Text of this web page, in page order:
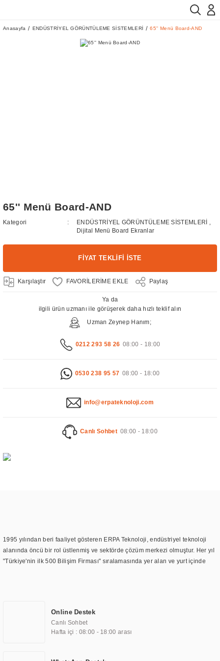
Anasayfa ENDÜSTRİYEL GÖRÜNTÜLEME SİSTEMLERİ 65'' Menü Board-AND
65'' Menü Board-AND
Kategori ENDÜSTRİYEL GÖRÜNTÜLEME SİSTEMLERİ
Dijital Menü Board Ekranlar
FİYAT TEKLİFİ İSTE
Karşılaştır Paylaş
Ya da
ilgili ürün uzmanı ile görüşerek daha hızlı teklif alın
Uzman Zeynep Hanım;
0212 293 58 26 08:00 - 18:00
0530 238 95 57 08:00 - 18:00
info@erpateknoloji.com
Canlı Sohbet 08:00 - 18:00
1995 yılından beri faaliyet gösteren ERPA Teknoloji, endüstriyel teknoloji
alanında öncü bir rol üstlenmiş ve sektörde çözüm merkezi olmuştur. Her yıl
"Türkiye'nin ilk 500 Bilişim Firması" sıralamasında yer alan ve yurt içinde
TOCHI markası altında kendi ürettiği ürünlerde kullanmıştır. Günümüzde
TOCHI; videowall, digital signage, kiosk, totem, akıllı durak ekranı, araç içi
ekran, asansör ekranı, digital menüboard, marin ekran, medikal ekran,
ekranları, endüstriyel ekranlar, kapı önü bilgi ekranları, panel PC,
Online Destek
Canlı Sohbet
Hafta içi : 08:00 - 18:00 arası